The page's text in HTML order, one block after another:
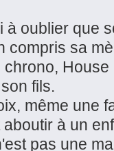
à oublier que
compris sa
fils.
même une
à un
pas une